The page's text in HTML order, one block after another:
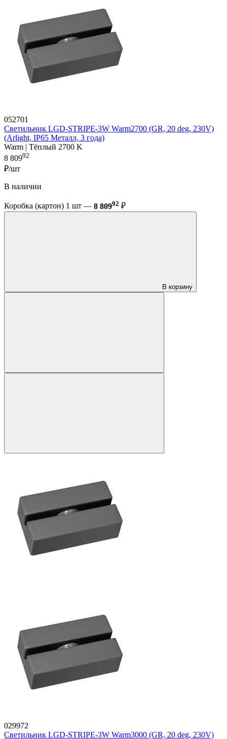
052701
Светильник LGD-STRIPE-3W Warm2700 (GR, 20 deg, 230V)
(Arlight, IP65 Металл, 3 года)
Warm | Тёплый 2700 K
8 80992
₽/шт
В наличии
Коробка (картон) 1 шт — 8 80992 ₽
В корзину
029972
Светильник LGD-STRIPE-3W Warm3000 (GR, 20 deg, 230V)